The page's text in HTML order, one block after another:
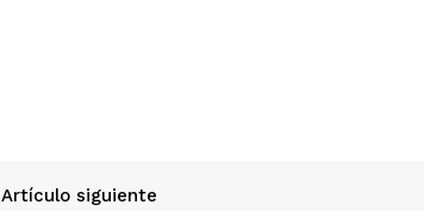
Artículo siguiente